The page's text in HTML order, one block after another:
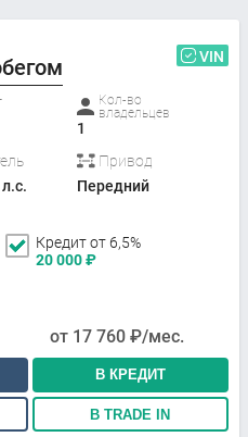
VIN
Кол-во
владельцев
1
Привод
Передний
Кредит от 6,5%
20 000₽
от 17 760 ₽/мес.
В КРЕДИТ
В TRADE IN